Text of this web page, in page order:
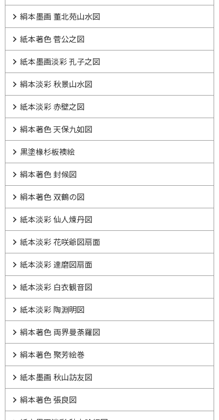
絹本墨画 董北苑山水図
紙本著色 菅公之図
紙本墨画淡彩 孔子之図
絹本淡彩 秋景山水図
紙本淡彩 赤壁之図
絹本著色 天保九如図
黒塗椽杉板襖絵
絹本著色 封候図
絹本著色 双鶴の図
紙本淡彩 仙人煉丹図
紙本淡彩 花咲爺図扇面
紙本淡彩 達磨図扇面
紙本淡彩 白衣観音図
紙本淡彩 陶淵明図
絹本著色 両界曼荼羅図
絹本著色 聚芳絵巻
紙本墨画 秋山訪友図
絹本著色 張良図